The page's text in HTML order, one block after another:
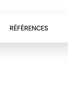
RÉFÉRENCES